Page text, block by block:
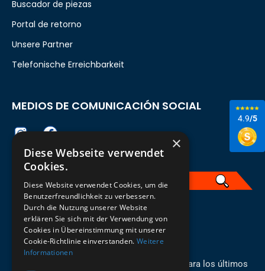
4.9/5
REGÍSTRESE PARA EL BOLETÍN
¡Manténgase al día con los recién llegados para los últimos
Buscador de piezas
Portal de retorno
Unsere Partner
Telefonische Erreichbarkeit
MEDIOS DE COMUNICACIÓN SOCIAL
Spanisch
×
Diese Webseite verwendet
Cookies.
Diese Website verwendet Cookies, um die
Benutzerfreundlichkeit zu verbessern.
Durch die Nutzung unserer Website
erklären Sie sich mit der Verwendung von
Cookies in Übereinstimmung mit unserer
Cookie-Richtlinie einverstanden. Weitere
Informationen